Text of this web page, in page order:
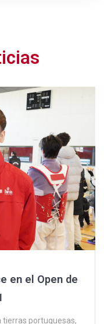
en el Open de
tierras portuguesas,